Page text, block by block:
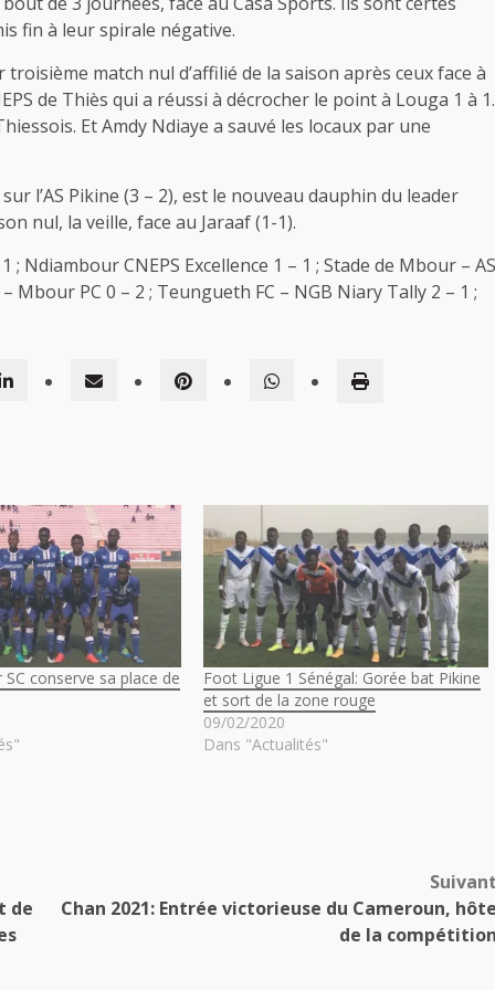
fin à leur spirale négative.
match nul d’affilié de la saison après ceux face à
de Thiès qui a réussi à décrocher le point à Louga 1 à 1.
Et Amdy Ndiaye a sauvé les locaux par une
l’AS Pikine (3 – 2), est le nouveau dauphin du leader
nul, la veille, face au Jaraaf (1-1).
; Ndiambour CNEPS Excellence 1 – 1 ; Stade de Mbour – AS
Mbour PC 0 – 2 ; Teungueth FC – NGB Niary Tally 2 – 1 ;
conserve sa place de
Foot Ligue 1 Sénégal: Gorée bat Pikine
et sort de la zone rouge
09/02/2020
Dans "Actualités"
de
Chan 2021: Entrée victorieuse du Cameroun,
de la